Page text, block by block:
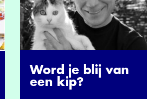
Word je blij van
een kip?